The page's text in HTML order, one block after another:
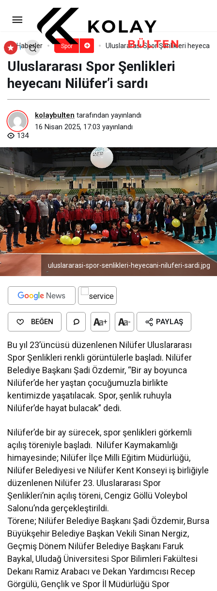
Haberler Spor Uluslararası Spor Şenlikleri heyecanı
Uluslararası Spor Şenlikleri
heyecanı Nilüfer’i sardı
kolaybulten tarafından yayınlandı
16 Nisan 2025, 17:03 yayınlandı
134
uluslararasi-spor-senlikleri-heyecani-niluferi-sardi.jpg
BEĞEN + - PAYLAŞ
Bu yıl 23’üncüsü düzenlenen Nilüfer Uluslararası
Spor Şenlikleri renkli görüntülerle başladı. Nilüfer
Belediye Başkanı Şadi Özdemir, “Bir ay boyunca
Nilüfer’de her yaştan çocuğumuzla birlikte
kentimizde yaşatılacak. Spor, şenlik ruhuyla
Nilüfer’de hayat bulacak” dedi.
Nilüfer’de bir ay sürecek, spor şenlikleri görkemli
açılış töreniyle başladı. Nilüfer Kaymakamlığı
himayesinde; Nilüfer İlçe Milli Eğitim Müdürlüğü,
Nilüfer Belediyesi ve Nilüfer Kent Konseyi iş birliğiyle
düzenlenen Nilüfer 23. Uluslararası Spor
Şenlikleri’nin açılış töreni, Cengiz Göllü Voleybol
Salonu’nda gerçekleştirildi.
Törene; Nilüfer Belediye Başkanı Şadi Özdemir, Bursa
Büyükşehir Belediye Başkan Vekili Sinan Nergiz,
Geçmiş Dönem Nilüfer Belediye Başkanı Faruk
Baykal, Uludağ Üniversitesi Spor Bilimleri Fakültesi
Dekanı Ramiz Arabacı ve Dekan Yardımcısı Recep
Görgülü, Gençlik ve Spor İl Müdürlüğü Spor
beIN SPORTS HABER Yenilendi
Yorum Yap Paylaş